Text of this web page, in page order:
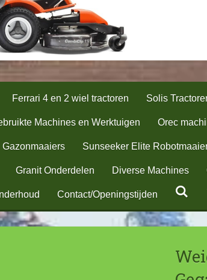
Ferrari 4 en 2 wiel tractoren Solis
Machines en Werktuigen Orec
Gazonmaaiers Sunseeker Elite
Granit Onderdelen Diverse Machines
Contact/Openingstijden